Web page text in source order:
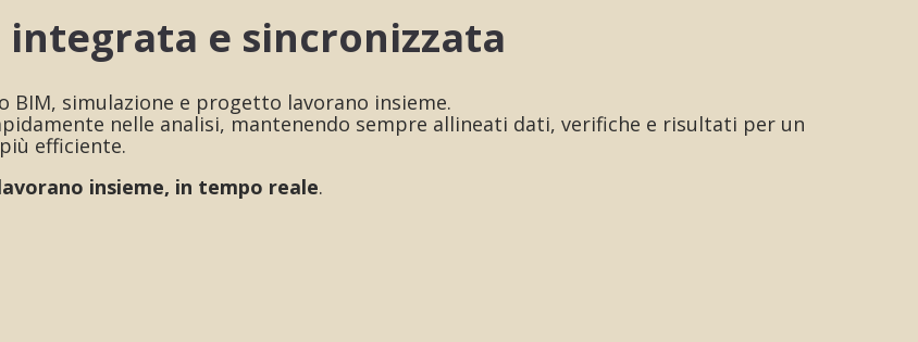
integrata e sincronizzata
simulazione e progetto lavorano insieme.
nelle analisi, mantenendo sempre allineati dati, verifiche e risultati per un
efficiente.
insieme, in tempo reale.